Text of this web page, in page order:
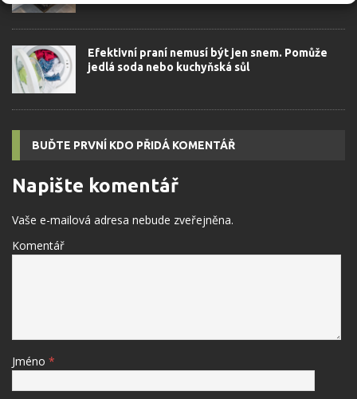
Efektivní praní nemusí být jen snem. Pomůže
jedlá soda nebo kuchyňská sůl
BUĎTE PRVNÍ KDO PŘIDÁ KOMENTÁŘ
Napište komentář
Vaše e-mailová adresa nebude zveřejněna.
Komentář
Jméno *